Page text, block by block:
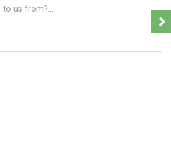
В Санкт-Петербурге в...